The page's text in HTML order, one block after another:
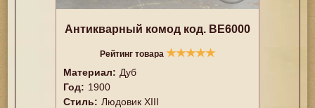
Антикварный комод код. BE6000
Рейтинг товара ★★★★★
Материал: Дуб
Год: 1900
Стиль: Людовик XIII